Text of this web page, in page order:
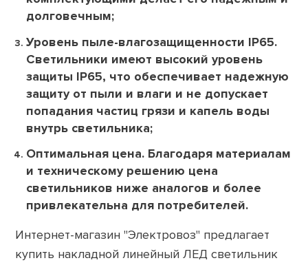
долговечным;
Уровень пыле-влагозащищенности IP65.
Светильники имеют высокий уровень
защиты IP65, что обеспечивает надежную
защиту от пыли и влаги и не допускает
попадания частиц грязи и капель воды
внутрь светильника;
Оптимальная цена. Благодаря материалам
и техническому решению цена
светильников ниже аналогов и более
привлекательна для потребителей.
Интернет-магазин "Электровоз" предлагает
купить накладной линейный ЛЕД светильник